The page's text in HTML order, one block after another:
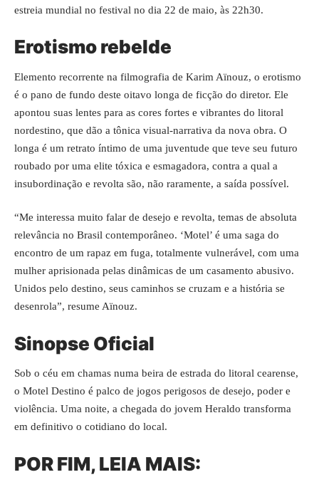
estreia mundial no festival no dia 22 de maio, às 22h30.
Erotismo rebelde
Elemento recorrente na filmografia de Karim Aïnouz, o erotismo
é o pano de fundo deste oitavo longa de ficção do diretor. Ele
apontou suas lentes para as cores fortes e vibrantes do litoral
nordestino, que dão a tônica visual-narrativa da nova obra. O
longa é um retrato íntimo de uma juventude que teve seu futuro
roubado por uma elite tóxica e esmagadora, contra a qual a
insubordinação e revolta são, não raramente, a saída possível.
“Me interessa muito falar de desejo e revolta, temas de absoluta
relevância no Brasil contemporâneo. ‘Motel’ é uma saga do
encontro de um rapaz em fuga, totalmente vulnerável, com uma
mulher aprisionada pelas dinâmicas de um casamento abusivo.
Unidos pelo destino, seus caminhos se cruzam e a história se
desenrola”, resume Aïnouz.
Sinopse Oficial
Sob o céu em chamas numa beira de estrada do litoral cearense,
o Motel Destino é palco de jogos perigosos de desejo, poder e
violência. Uma noite, a chegada do jovem Heraldo transforma
em definitivo o cotidiano do local.
POR FIM, LEIA MAIS: